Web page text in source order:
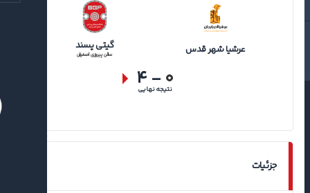
عرشیا شهر قدس گیتی پسند
سالن پیروزی اصفهان
۰ -۴
نتیجه نهایی
جزئیات